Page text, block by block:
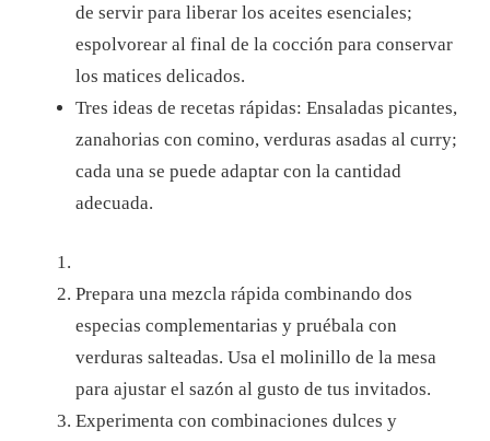
de servir para liberar los aceites esenciales;
espolvorear al final de la cocción para conservar
los matices delicados.
Tres ideas de recetas rápidas: Ensaladas picantes,
zanahorias con comino, verduras asadas al curry;
cada una se puede adaptar con la cantidad
adecuada.
Prepara una mezcla rápida combinando dos
especias complementarias y pruébala con
verduras salteadas. Usa el molinillo de la mesa
para ajustar el sazón al gusto de tus invitados.
Experimenta con combinaciones dulces y